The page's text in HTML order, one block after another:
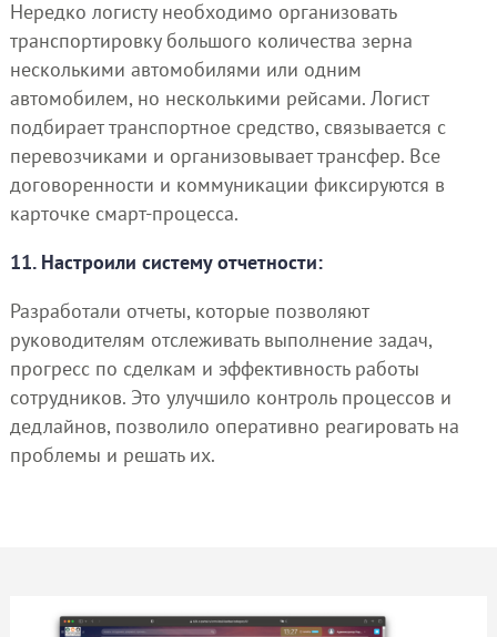
Нередко логисту необходимо организовать
транспортировку большого количества зерна
несколькими автомобилями или одним
автомобилем, но несколькими рейсами. Логист
подбирает транспортное средство, связывается с
перевозчиками и организовывает трансфер. Все
договоренности и коммуникации фиксируются в
карточке смарт-процесса.
11. Настроили систему отчетности:
Разработали отчеты, которые позволяют
руководителям отслеживать выполнение задач,
прогресс по сделкам и эффективность работы
сотрудников. Это улучшило контроль процессов и
дедлайнов, позволило оперативно реагировать на
проблемы и решать их.